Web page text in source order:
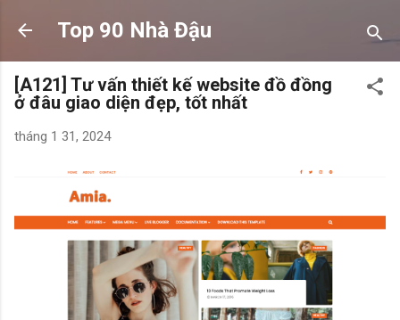
Chuyển đến nội dung chính
Top 90 Nhà Đậu
[A121] Tư vấn thiết kế website đồ đồng
ở đâu giao diện đẹp, tốt nhất
tháng 1 31, 2024